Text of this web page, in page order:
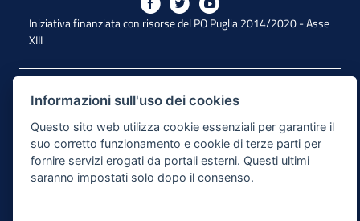
Iniziativa finanziata con risorse del PO Puglia 2014/2020 - Asse
XIII
Dichiarazione di Accessibilità
Note Legali
Cookie e Privacy
Responsabile di pubblicazione
Informazioni sull'uso dei cookies
Questo sito web utilizza cookie essenziali per garantire il
suo corretto funzionamento e cookie di terze parti per
fornire servizi erogati da portali esterni. Questi ultimi
saranno impostati solo dopo il consenso.